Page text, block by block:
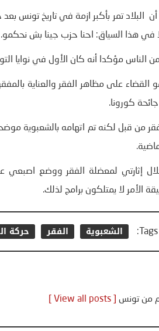
تمر بأكبر ازمة في تاريخ تونس
في هذا السياق: احنا حزب جينا بش نحكمو.
من الناس مؤكدا أنه كان الأول في نوايا
على مظاهر الفقر والعناية
كورونا.
من قبل لكنه تم اتهامه بالشعبوية
إثارتي لمعضلة الفقر ووضع اصبعي
الأمر لا يمتلكون برامج لذلك.
الشعبوية الفقر حركة
من تونس [ View all posts ]